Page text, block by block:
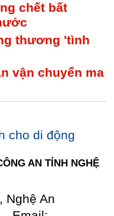
chết bất
thương 'tình
vận chuyển ma
cho di động
AN TỈNH NGHỆ
Nghệ An